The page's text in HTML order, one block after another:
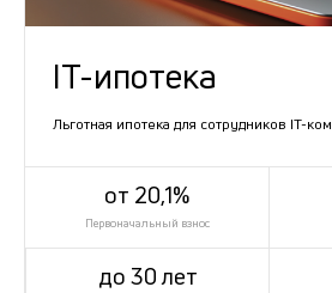
IT-ипотека
Льготная ипотека для сотрудников IT-
от 20,1%
Первоначальный взнос
до 30 лет